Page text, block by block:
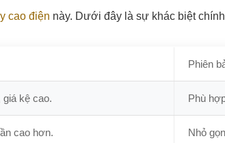
cao điện này. Dưới đây là sự khác biệt
Phiên
giá kệ cao. Phù
cao hơn. Nhỏ